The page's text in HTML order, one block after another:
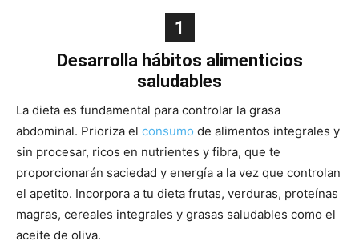
1
Desarrolla hábitos alimenticios
saludables
La dieta es fundamental para controlar la grasa
abdominal. Prioriza el consumo de alimentos integrales y
sin procesar, ricos en nutrientes y fibra, que te
proporcionarán saciedad y energía a la vez que controlan
el apetito. Incorpora a tu dieta frutas, verduras, proteínas
magras, cereales integrales y grasas saludables como el
aceite de oliva.